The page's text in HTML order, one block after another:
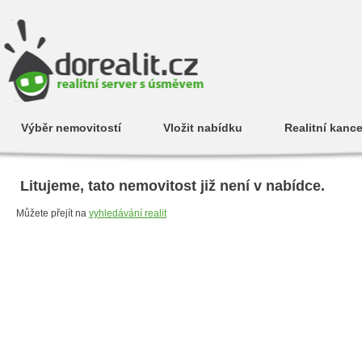
Výběr nemovitostí Vložit nabídku Realitní
Litujeme, tato nemovitost již není v nabídce.
Můžete přejít na vyhledávání realit